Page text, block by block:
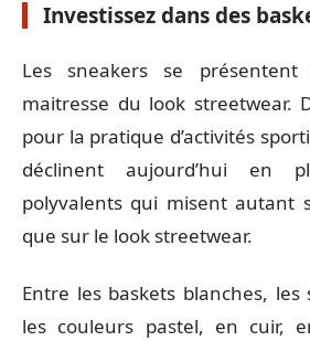
Investissez dans des
Les sneakers se
maitresse du look streetwear.
pour la pratique d’activités
déclinent aujourd’hui en
polyvalents qui misent autant
que sur le look streetwear.
Entre les baskets blanches, les
les couleurs pastel, en cuir,